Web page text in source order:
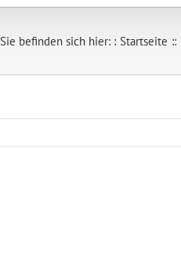
Sie befinden sich hier: : Startseite